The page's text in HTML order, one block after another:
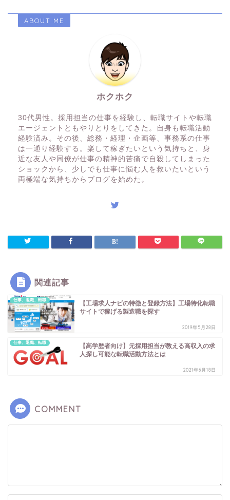
ABOUT ME
ホクホク
30代男性。採用担当の仕事を経験し、転職サイトや転職
エージェントともやりとりをしてきた。自身も転職活動
経験済み。その後、総務・経理・企画等、事務系の仕事
は一通り経験する。楽して稼ぎたいという気持ちと、身
近な友人や同僚が仕事の精神的苦痛で自殺してしまった
ショックから、少しでも仕事に悩む人を救いたいという
両極端な気持ちからブログを始めた。
関連記事
仕事、退職、転職
【工場求人ナビの特徴と登録方法】工場特化転職
サイトで稼げる製造職を探す
2019年5月28日
仕事、退職、転職
【高学歴者向け】元採用担当が教える高収入の求
人探し可能な転職活動方法とは
2021年6月18日
COMMENT